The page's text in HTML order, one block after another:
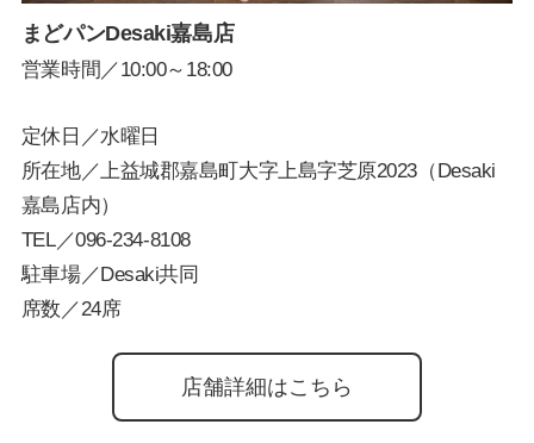
まどパンDesaki嘉島店
営業時間／10:00～18:00
定休日／水曜日
所在地／上益城郡嘉島町大字上島字芝原2023（Desaki
嘉島店内）
TEL／096-234-8108
駐車場／Desaki共同
席数／24席
店舗詳細はこちら